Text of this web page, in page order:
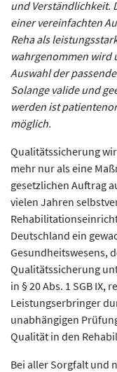
und Verständlichkeit.
einer vereinfachten
Reha als
wahrgenommen wird
Auswahl der
Solange valide und
werden ist
möglich.
Qualitätssicherung
mehr nur als eine
gesetzlichen Auftrag
vielen Jahren
Deutschland ein
Gesundheitswesens,
Qualitätssicherung
in § 20 Abs. 1 SGB
Leistungserbringer
unabhängigen
Qualität in den
Bei aller Sorgfalt und